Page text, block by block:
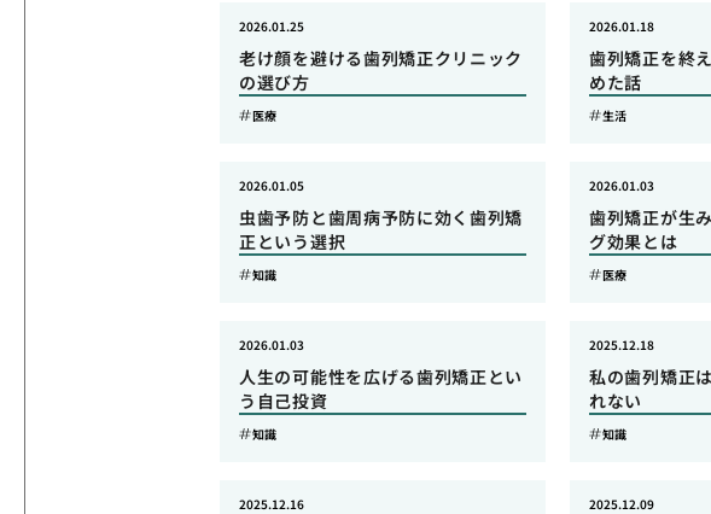
老け顔を避ける歯列矯正クリニック
の選び方
2026.01.25
医療
歯列矯正を終
めた話
2026.01.18
生活
虫歯予防と歯周病予防に効く歯列矯
正という選択
2026.01.05
知識
歯列矯正が生
グ効果とは
2026.01.03
医療
人生の可能性を広げる歯列矯正とい
う自己投資
2026.01.03
知識
私の歯列矯正
れない
2025.12.18
知識
2025.12.16 2025.12.09